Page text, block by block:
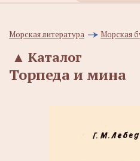
Морская литература Морская
Каталог
▲
Торпеда и мина